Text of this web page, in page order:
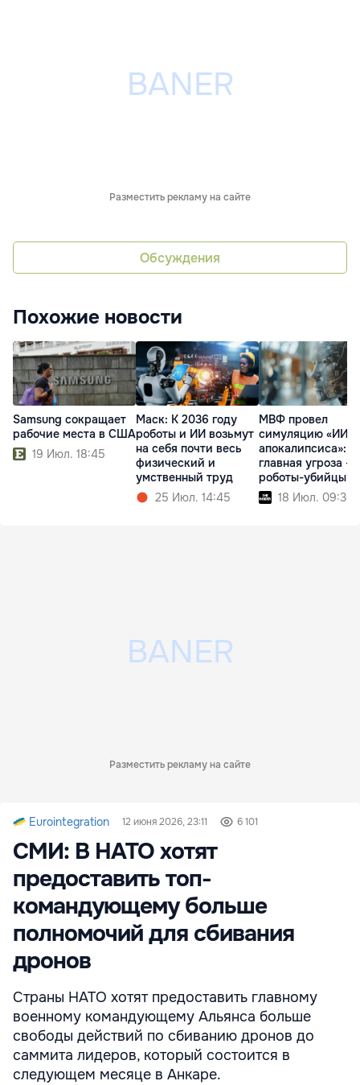
Разместить рекламу на сайте
Обсуждения
Похожие новости
Samsung сокращает
рабочие места в США
19 Июл. 18:45
Маск: К 2036 году
роботы и ИИ возьмут
на себя почти весь
физический и
умственный труд
25 Июл. 14:45
МВФ провел
симуляцию «ИИ-
апокалипсиса»:
главная угроза -
роботы-убийцы
18 Июл. 09:36
Разместить рекламу на сайте
Eurointegration 12 июня 2026, 23:11 6 101
СМИ: В НАТО хотят
предоставить топ-
командующему больше
полномочий для сбивания
дронов
Страны НАТО хотят предоставить главному
военному командующему Альянса больше
свободы действий по сбиванию дронов до
саммита лидеров, который состоится в
следующем месяце в Анкаре.